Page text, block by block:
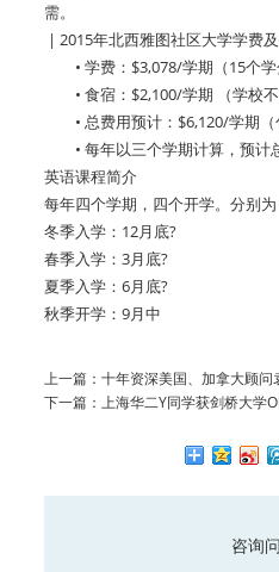
需。
| 2015年北西雅图社区大学学费
• 学费：$3,078/学期（15个学
• 食宿：$2,100/学期 （学校不
• 总费用预计：$6,120/学期（
• 每年以三个学期计算，预计
英语课程简介
每年四个学期，四个开学。分别为
冬季入学：12月底?
春季入学：3月底?
夏季入学：6月底?
秋季开学：9月中
上一篇： 十年资深美国、加拿大顾
下一篇： 上海华二Y同学获剑桥大学
咨询